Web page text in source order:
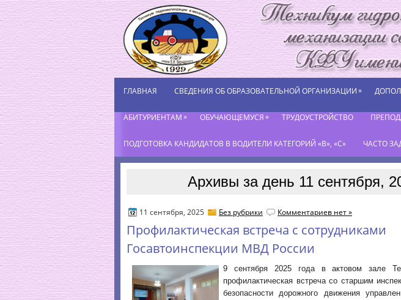
ГЛАВНАЯ СВЕДЕНИЯ ОБ ОБРАЗОВАТЕЛЬНОЙ ОРГАНИЗАЦИИ»
АБИТУРИЕНТАМ» ОБУЧАЮЩЕМУСЯ» ТРУДОУСТРОЙСТВО
ПОДГОТОВКА КАНДИДАТОВ В ВОДИТЕЛИ КАТЕГОРИЙ «В», «С» ЧАСТО
Архивы за день 11 сентября,
11 сентября, 2025 Без рубрики Комментариев нет »
Профилактическая встреча с сотрудниками
Госавтоинспекции МВД России
9 сентября 2025 года в актовом зале
профилактическая встреча со старшим
безопасности дорожного движения